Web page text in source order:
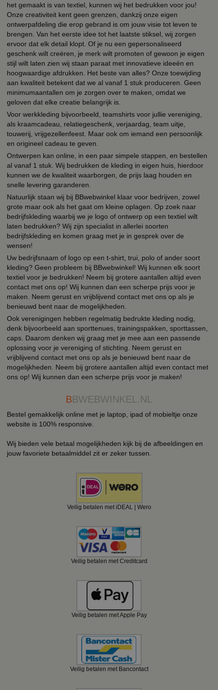
het gemaakt is van textiel, kunnen wij het bedrukken voor jou!
Onze creativiteit kent geen grenzen, dankzij onze eigen
ontwerpafdeling die erop gebrand is om jouw visie tot leven te
brengen. Van het eerste idee tot het laatste stiksel, wij zorgen
ervoor dat elk detail klopt. Of je nu een gepersonaliseerd
geschenk wilt creëren, je merk wilt promoten of gewoon je eigen
stijl wilt laten zien wij staan paraat met innovatieve ideeën en
hoogwaardige afdrukken. Het beste van alles? Onze toewijding
aan kwaliteit betekent dat we al vanaf 1 stuk produceren. Geen
minimumaantallen om je zorgen over te maken, omdat we
geloven dat elke creatie belangrijk is.
Voor werkkleding bijvoorbeeld, teamshirts voor jullie vereniging,
als kraamcadeau, relatiegeschenk, verjaardag, team uitje,
touwerij, vrijgezellenfeest. Maar ook om iemand een persoonlijk
en origineel cadeau te geven.
Ontwerpen kan online, in een paar simpele stappen, en bestellen
al vanaf 1 stuk. Wij bedrukken de kleding in eigen huis, hierdoor
kunnen we de kwaliteit waarborgen, de prijs laag houden en
snelle levering garanderen.
Natuurlijk staan wij bij BBwebwinkel klaar voor bedrijven, zowel
grote maar ook als het gaat om kleine oplagen. Op zoek naar
bedrijfskleding waarbij we je logo of ontwerp op een textiel wilt
laten bedrukken? Wij zijn specialist in allerlei soorten
bedrijfskleding en komen graag met je in gesprek over de
wensen!
Uw bedrijfsnaam of logo op een t-shirt, trui, polo of ander soort
kleding? Geen probleem bij BBwebwinkel! Wij kunnen elk soort
textiel voor je bedrukken! Neem bij grotere aantallen altijd even
contact met ons op! Wij kunnen dan een scherpe prijs voor je
maken. Neem gerust en vrijblijvend contact met ons op als je
benieuwd bent naar de mogelijkheden.
Ook verenigingen hebben regelmatig bedrukte kleding nodig,
denk bijvoorbeeld aan sporttenues, trainingspakken, sporttassen,
caps. Daarom denken wij graag met je mee aan een passende
oplossing voor je vereniging of stichting. Neem gerust en
vrijblijvend contact met ons op als je benieuwd bent naar de
mogelijkheden. Neem bij grotere aantallen altijd even contact met
ons op! Wij kunnen dan een scherpe prijs voor je maken!
BBWEBWINKEL.NL
Bestel gemakkelijk online met je laptop, ipad of mobieltje onze
website is 100% responsive.
Wij bieden vele betaal mogelijkheden kijk bij de afbeeldingen en
jouw favoriete betaalmiddel zit er zeker tussen.
Veilig betalen met iDEAL | Wero
Veilig betalen met Creditcard
Veilig betalen met Apple Pay
Veilig betalen met Bancontact